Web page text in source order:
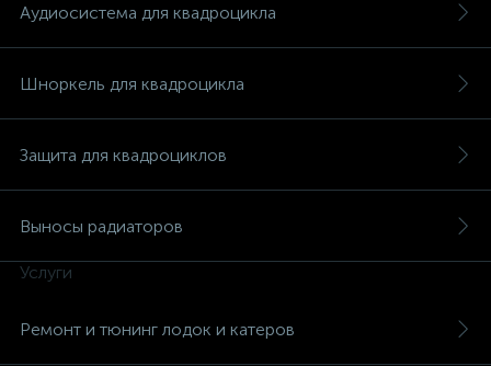
Аудиосистема для квадроцикла
Шноркель для квадроцикла
Защита для квадроциклов
Выносы радиаторов
Услуги
Ремонт и тюнинг лодок и катеров